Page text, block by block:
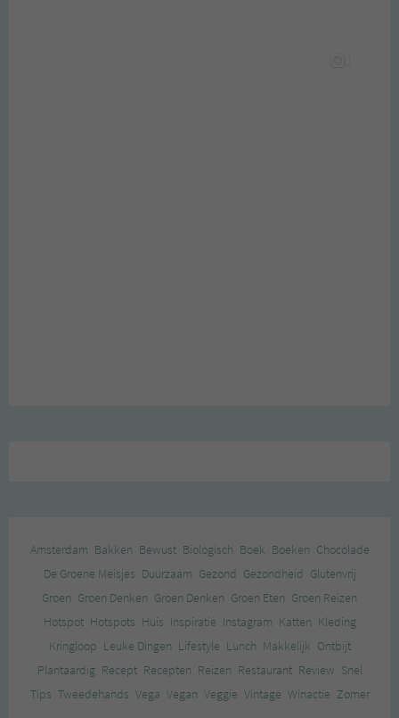
Amsterdam Bakken Bewust Biologisch Boek Boeken Chocolade
De Groene Meisjes Duurzaam Gezond Gezondheid Glutenvrij
Groen Groen Denken Groen Denken Groen Eten Groen Reizen
Hotspot Hotspots Huis Inspiratie Instagram Katten Kleding
Kringloop Leuke Dingen Lifestyle Lunch Makkelijk Ontbijt
Plantaardig Recept Recepten Reizen Restaurant Review Snel
Tips Tweedehands Vega Vegan Veggie Vintage Winactie Zomer